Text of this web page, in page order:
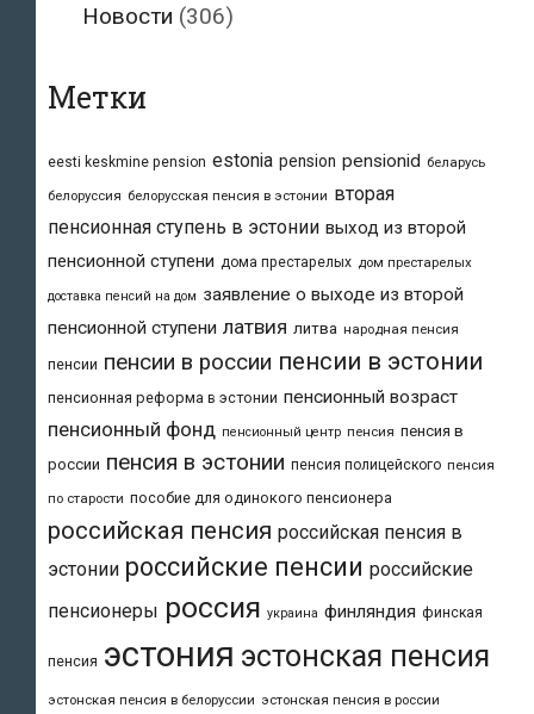
Новости (306)
Метки
eesti keskmine pension estonia pension pensionid беларусь
белоруссия белорусская пенсия в эстонии вторая
пенсионная ступень в эстонии выход из второй
пенсионной ступени дома престарелых дом престарелых
доставка пенсий на дом заявление о выходе из второй
пенсионной ступени латвия литва народная пенсия
пенсии пенсии в россии пенсии в эстонии
пенсионная реформа в эстонии пенсионный возраст
пенсионный фонд пенсионный центр пенсия пенсия в
россии пенсия в эстонии пенсия полицейского пенсия
по старости пособие для одинокого пенсионера
российская пенсия российская пенсия в
эстонии российские пенсии российские
пенсионеры россия украина финляндия финская
пенсия эстония эстонская пенсия
эстонская пенсия в белоруссии эстонская пенсия в россии